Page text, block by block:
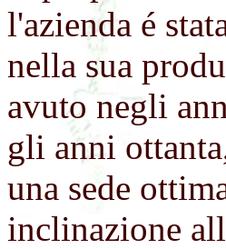
l'azienda é
nella sua
avuto negli
gli anni
una sede
inclinazione